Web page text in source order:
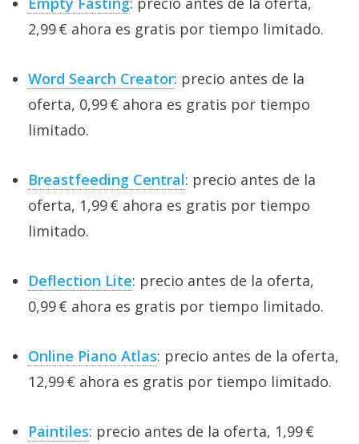
2,99 € ahora es gratis por tiempo limitado.
Word Search Creator: precio antes de la
oferta, 0,99 € ahora es gratis por tiempo
limitado.
Breastfeeding Central: precio antes de la
oferta, 1,99 € ahora es gratis por tiempo
limitado.
Deflection Lite: precio antes de la oferta,
0,99 € ahora es gratis por tiempo limitado.
Online Piano Atlas: precio antes de la oferta,
12,99 € ahora es gratis por tiempo limitado.
Paintiles: precio antes de la oferta, 1,99 €